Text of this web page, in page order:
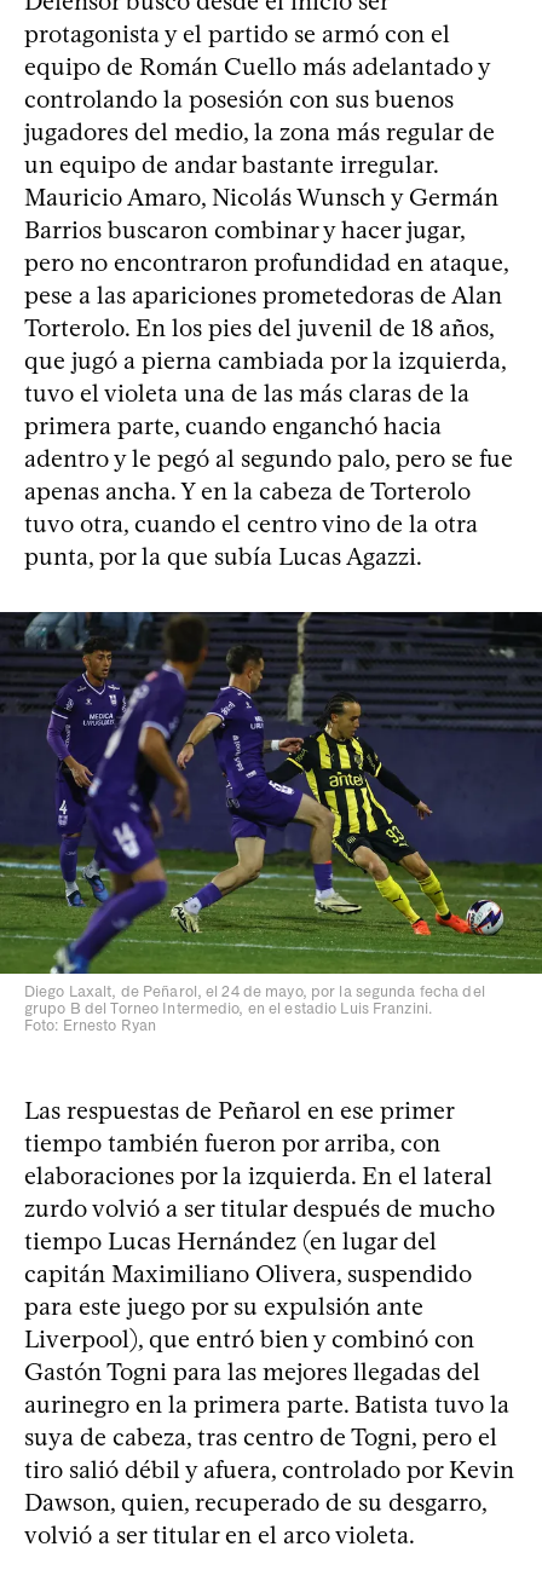
protagonista y el partido se armó con el
equipo de Román Cuello más adelantado y
controlando la posesión con sus buenos
jugadores del medio, la zona más regular de
un equipo de andar bastante irregular.
Mauricio Amaro, Nicolás Wunsch y Germán
Barrios buscaron combinar y hacer jugar,
pero no encontraron profundidad en ataque,
pese a las apariciones prometedoras de Alan
Torterolo. En los pies del juvenil de 18 años,
que jugó a pierna cambiada por la izquierda,
tuvo el violeta una de las más claras de la
primera parte, cuando enganchó hacia
adentro y le pegó al segundo palo, pero se fue
apenas ancha. Y en la cabeza de Torterolo
tuvo otra, cuando el centro vino de la otra
punta, por la que subía Lucas Agazzi.
Diego Laxalt, de Peñarol, el 24 de mayo, por la segunda fecha del
grupo B del Torneo Intermedio, en el estadio Luis Franzini.
Foto: Ernesto Ryan
Las respuestas de Peñarol en ese primer
tiempo también fueron por arriba, con
elaboraciones por la izquierda. En el lateral
zurdo volvió a ser titular después de mucho
tiempo Lucas Hernández (en lugar del
capitán Maximiliano Olivera, suspendido
para este juego por su expulsión ante
Liverpool), que entró bien y combinó con
Gastón Togni para las mejores llegadas del
aurinegro en la primera parte. Batista tuvo la
suya de cabeza, tras centro de Togni, pero el
tiro salió débil y afuera, controlado por Kevin
Dawson, quien, recuperado de su desgarro,
volvió a ser titular en el arco violeta.